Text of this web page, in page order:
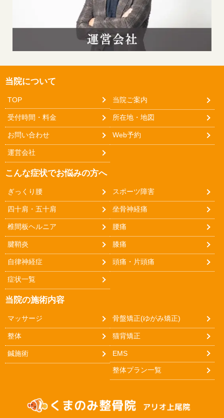
当院について
TOP 当院ご案内
受付時間・料金 所在地・地図
お問い合わせ Web予約
運営会社
こんな症状でお悩みの方へ
ぎっくり腰 スポーツ障害
四十肩・五十肩 坐骨神経痛
椎間板ヘルニア 腰痛
腱鞘炎 膝痛
自律神経症 頭痛・片頭痛
症状一覧
当院の施術内容
マッサージ 骨盤矯正(ゆがみ矯正)
整体 猫背矯正
鍼施術 EMS
整体プラン一覧